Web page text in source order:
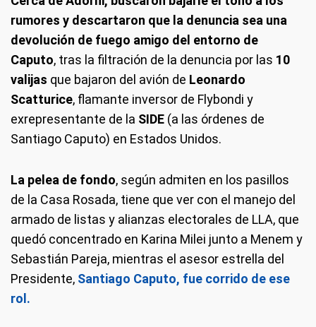
rumores y descartaron que la denuncia sea una
devolución de fuego amigo del entorno de
Caputo, tras la filtración de la denuncia por las 10
valijas que bajaron del avión de Leonardo
Scatturice, flamante inversor de Flybondi y
exrepresentante de la SIDE (a las órdenes de
Santiago Caputo) en Estados Unidos.
La pelea de fondo, según admiten en los pasillos
de la Casa Rosada, tiene que ver con el manejo del
armado de listas y alianzas electorales de LLA, que
quedó concentrado en Karina Milei junto a Menem y
Sebastián Pareja, mientras el asesor estrella del
Presidente, Santiago Caputo, fue corrido de ese
rol.